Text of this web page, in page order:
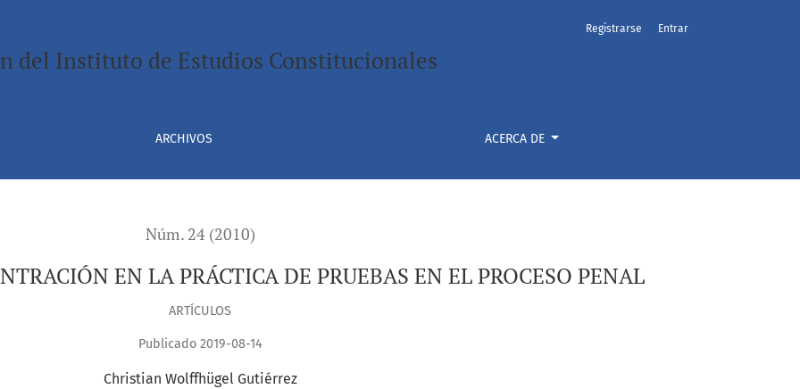
DE PRUEBAS EN EL PROCESO PENAL
del Instituto de Estudios Constitucionales
ARCHIVOS ACERCA DE
Registrarse Entrar
Núm. 24 (2010)
EN LA PRÁCTICA DE PRUEBAS EN EL PROCESO PENAL
ARTÍCULOS
Publicado 2019-08-14
Christian Wolffhügel Gutiérrez